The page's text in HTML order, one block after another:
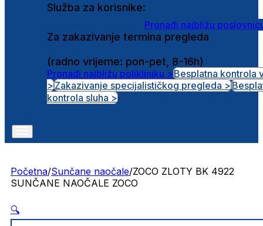
Služba za korisnike:
Pronađi najbližu
Za zakazivanje termina pregleda
(radno vrijeme: pon-pet, 8-16h)
Pronađi najbližu polikliniku >Besplatna kontrola
>Zakazivanje specijalističkog pregleda >
kontrola sluha >
Početna/Sunčane naočale/ZOCO ZLOTY BK 4922
SUNČANE NAOČALE ZOCO
🔍